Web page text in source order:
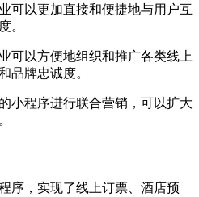
可以更加直接和便捷地与用户互
。
可以方便地组织和推广各类线上
品牌忠诚度。
小程序进行联合营销，可以扩大
序，实现了线上订票、酒店预